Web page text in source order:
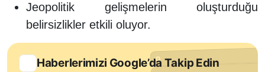
Jeopolitik gelişmelerin oluşturduğu
belirsizlikler etkili oluyor.
Haberlerimizi Google’da Takip Edin